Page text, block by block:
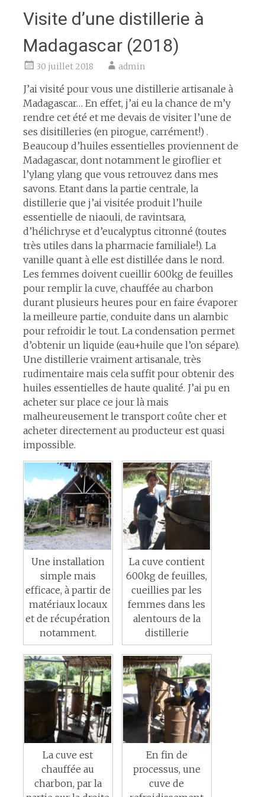
Visite d’une distillerie à
Madagascar (2018)
30 juillet 2018 admin
J’ai visité pour vous une distillerie artisanale à
Madagascar… En effet, j’ai eu la chance de m’y
rendre cet été et me devais de visiter l’une de
ses disitilleries (en pirogue, carrément!) .
Beaucoup d’huiles essentielles proviennent de
Madagascar, dont notamment le giroflier et
l’ylang ylang que vous retrouvez dans mes
savons. Etant dans la partie centrale, la
distillerie que j’ai visitée produit l’huile
essentielle de niaouli, de ravintsara,
d’hélichryse et d’eucalyptus citronné (toutes
très utiles dans la pharmacie familiale!). La
vanille quant à elle est distillée dans le nord.
Les femmes doivent cueillir 600kg de feuilles
pour remplir la cuve, chauffée au charbon
durant plusieurs heures pour en faire évaporer
la meilleure partie, conduite dans un alambic
pour refroidir le tout. La condensation permet
d’obtenir un liquide (eau+huile que l’on sépare).
Une distillerie vraiment artisanale, très
rudimentaire mais cela suffit pour obtenir des
huiles essentielles de haute qualité. J’ai pu en
acheter sur place ce jour là mais
malheureusement le transport coûte cher et
acheter directement au producteur est quasi
impossible.
Une installation
simple mais
efficace, à partir de
matériaux locaux
et de récupération
notamment.
La cuve contient
600kg de feuilles,
cueillies par les
femmes dans les
alentours de la
distillerie
La cuve est
chauffée au
charbon, par la
En fin de
processus, une
cuve de